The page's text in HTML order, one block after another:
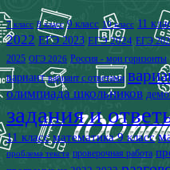
7 класс 8 класс 9 класс 10 класс 11
2022 ЕГЭ 2023 ЕГЭ 2024 ЕГЭ
2025 ОГЭ 2026 Россия - мои горизонты
вариант вариант с ответами
олимпиада школьников
задания и
11 класс математика 9 класс
проблема текста проверочная работа